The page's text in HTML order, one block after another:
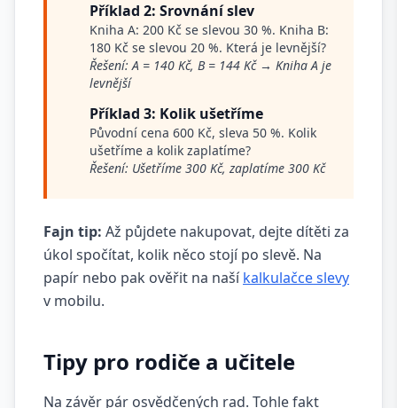
Příklad 2: Srovnání slev
Kniha A: 200 Kč se slevou 30 %. Kniha B:
180 Kč se slevou 20 %. Která je levnější?
Řešení: A = 140 Kč, B = 144 Kč → Kniha A je
levnější
Příklad 3: Kolik ušetříme
Původní cena 600 Kč, sleva 50 %. Kolik
ušetříme a kolik zaplatíme?
Řešení: Ušetříme 300 Kč, zaplatíme 300 Kč
Fajn tip: Až půjdete nakupovat, dejte dítěti za
úkol spočítat, kolik něco stojí po slevě. Na
papír nebo pak ověřit na naší kalkulačce slevy
v mobilu.
Tipy pro rodiče a učitele
Na závěr pár osvědčených rad. Tohle fakt